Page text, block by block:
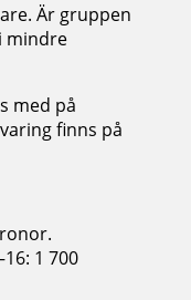
Är gruppen
mindre
med på
finns på
1 700